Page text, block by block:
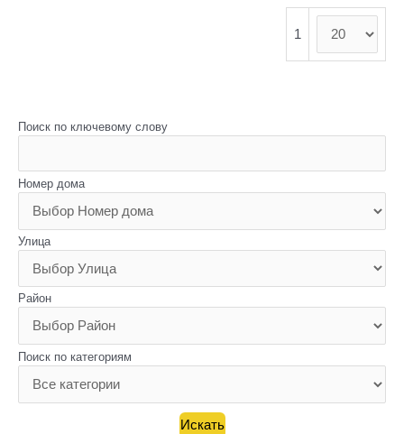
1
Поиск по ключевому слову
Номер дома
Улица
Район
Поиск по категориям